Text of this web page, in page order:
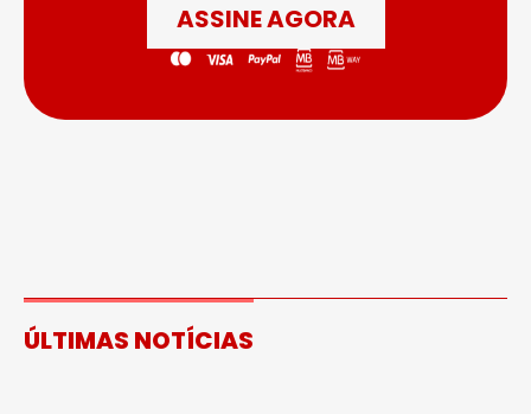
ASSINE AGORA
ÚLTIMAS NOTÍCIAS